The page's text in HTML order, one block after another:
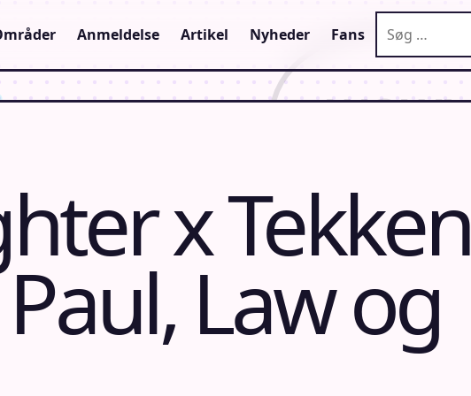
Anmeldelse Artikel Nyheder Fans
x Tekken
Law og